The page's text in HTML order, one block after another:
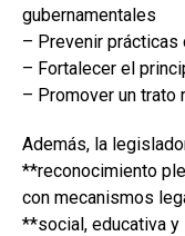
gubernamentales
– Prevenir prácticas
– Fortalecer el
– Promover un trato
Además, la
**reconocimiento
con mecanismos
**social, educativa y